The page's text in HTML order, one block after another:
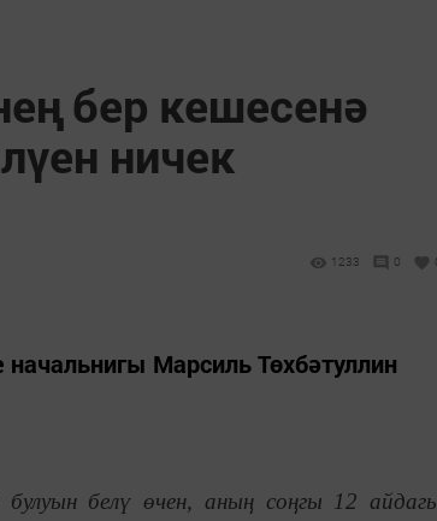
бер кешесенә
ничек
1233 0
Марсиль Төхбәтуллин
белү өчен, аның соңгы 12